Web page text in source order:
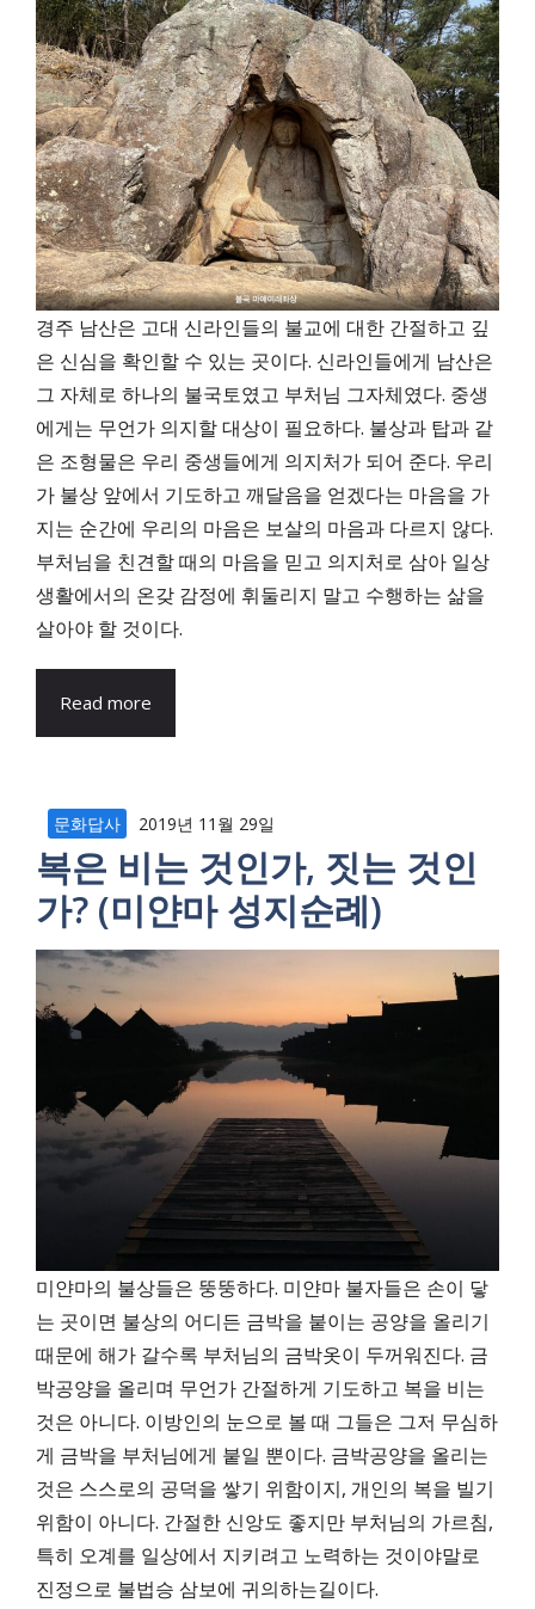
경주 남산은 고대 신라인들의 불교에 대한 간절하고 깊
은 신심을 확인할 수 있는 곳이다. 신라인들에게 남산은
그 자체로 하나의 불국토였고 부처님 그자체였다. 중생
에게는 무언가 의지할 대상이 필요하다. 불상과 탑과 같
은 조형물은 우리 중생들에게 의지처가 되어 준다. 우리
가 불상 앞에서 기도하고 깨달음을 얻겠다는 마음을 가
지는 순간에 우리의 마음은 보살의 마음과 다르지 않다.
부처님을 친견할 때의 마음을 믿고 의지처로 삼아 일상
생활에서의 온갖 감정에 휘둘리지 말고 수행하는 삶을
살아야 할 것이다.
Read more
문화답사 2019년 11월 29일
복은 비는 것인가, 짓는 것인
가? (미얀마 성지순례)
미얀마의 불상들은 뚱뚱하다. 미얀마 불자들은 손이 닿
는 곳이면 불상의 어디든 금박을 붙이는 공양을 올리기
때문에 해가 갈수록 부처님의 금박옷이 두꺼워진다. 금
박공양을 올리며 무언가 간절하게 기도하고 복을 비는
것은 아니다. 이방인의 눈으로 볼 때 그들은 그저 무심하
게 금박을 부처님에게 붙일 뿐이다. 금박공양을 올리는
것은 스스로의 공덕을 쌓기 위함이지, 개인의 복을 빌기
위함이 아니다. 간절한 신앙도 좋지만 부처님의 가르침,
특히 오계를 일상에서 지키려고 노력하는 것이야말로
진정으로 불법승 삼보에 귀의하는길이다.